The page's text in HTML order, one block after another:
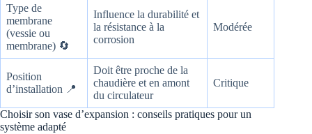
Type de
membrane
(vessie ou
membrane) 🔄
Influence la durabilité et
la résistance à la
corrosion
Modérée
Position
d’installation 📍
Doit être proche de la
chaudière et en amont
du circulateur
Critique
Choisir son vase d’expansion : conseils pratiques pour un
système adapté